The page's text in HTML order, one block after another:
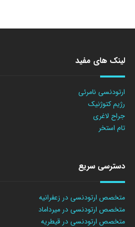
لینک های مفید
ارتودنسی نامرئی
رژیم کتوژنیک
جراح لاغری
تام استخر
دسترسی سریع
متخصص ارتودنسی در زعفرانیه
متخصص ارتودنسی در میرداماد
متخصص ارتودنسی در قیطریه